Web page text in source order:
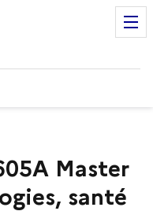
Master
santé